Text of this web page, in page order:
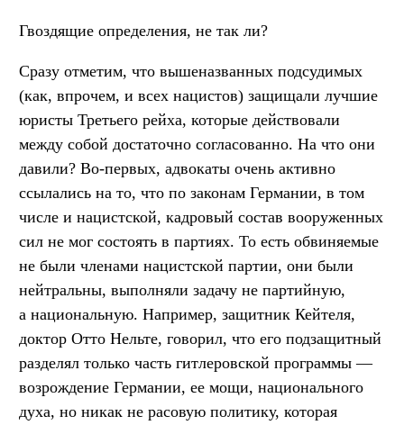
Гвоздящие определения, не так ли?
Сразу отметим, что вышеназванных подсудимых
(как, впрочем, и всех нацистов) защищали лучшие
юристы Третьего рейха, которые действовали
между собой достаточно согласованно. На что они
давили? Во-первых, адвокаты очень активно
ссылались на то, что по законам Германии, в том
числе и нацистской, кадровый состав вооруженных
сил не мог состоять в партиях. То есть обвиняемые
не были членами нацистской партии, они были
нейтральны, выполняли задачу не партийную,
а национальную. Например, защитник Кейтеля,
доктор Отто Нельте, говорил, что его подзащитный
разделял только часть гитлеровской программы —
возрождение Германии, ее мощи, национального
духа, но никак не расовую политику, которая